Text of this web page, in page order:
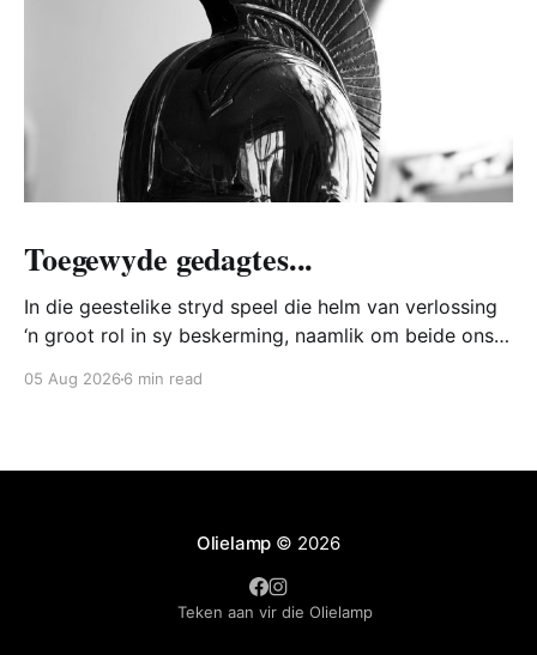
Toegewyde gedagtes...
In die geestelike stryd speel die helm van verlossing
‘n groot rol in sy beskerming, naamlik om beide ons
ons die helm van verlossing aan?
05 Aug 2026 6 min read
Olielamp © 2026
Teken aan vir die Olielamp